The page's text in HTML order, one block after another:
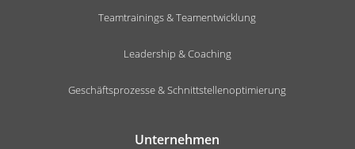
Teamtrainings & Teamentwicklung
Leadership & Coaching
Geschäftsprozesse & Schnittstellenoptimierung
Unternehmen